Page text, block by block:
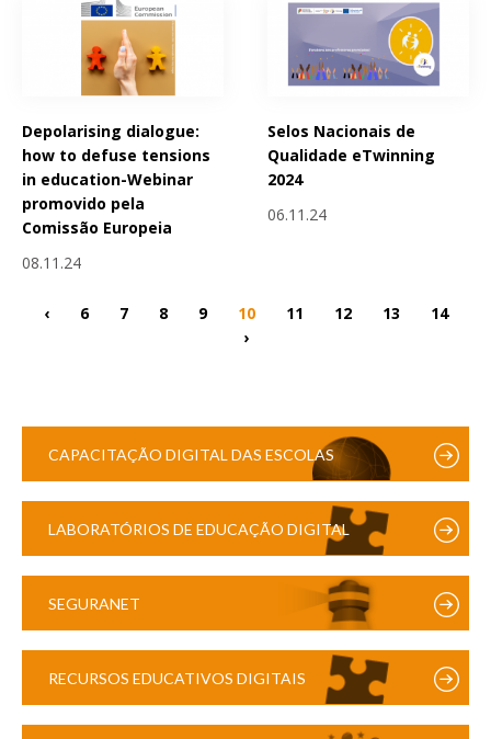
Depolarising dialogue:
how to defuse tensions
in education-Webinar
promovido pela
Comissão Europeia
08.11.24
Selos Nacionais de
Qualidade eTwinning
2024
06.11.24
‹ 6 7 8 9 10 11 12 13
14
›
CAPACITAÇÃO DIGITAL DAS ESCOLAS
LABORATÓRIOS DE EDUCAÇÃO DIGITAL
SEGURANET
RECURSOS EDUCATIVOS DIGITAIS